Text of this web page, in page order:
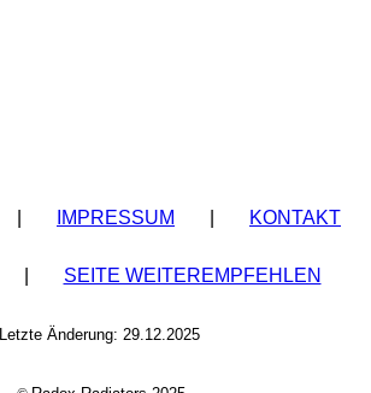
IMPRESSUM KONTAKT
SEITE WEITEREMPFEHLEN
Letzte Änderung: 29.12.2025